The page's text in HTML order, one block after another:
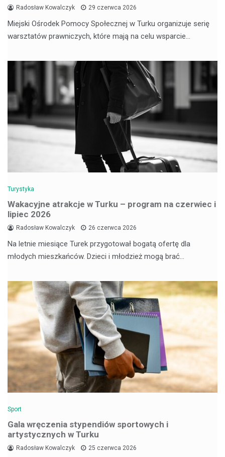
Radosław Kowalczyk 29 czerwca 2026
Miejski Ośrodek Pomocy Społecznej w Turku organizuje serię
warsztatów prawniczych, które mają na celu wsparcie…
Turystyka
Wakacyjne atrakcje w Turku – program na czerwiec i
lipiec 2026
Radosław Kowalczyk 26 czerwca 2026
Na letnie miesiące Turek przygotował bogatą ofertę dla
młodych mieszkańców. Dzieci i młodzież mogą brać…
Sport
Gala wręczenia stypendiów sportowych i
artystycznych w Turku
Radosław Kowalczyk 25 czerwca 2026